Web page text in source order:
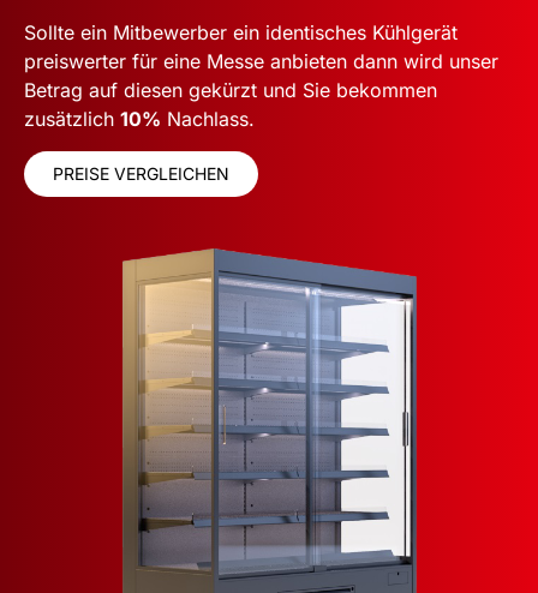
Sollte ein Mitbewerber ein identisches Kühlgerät
preiswerter für eine Messe anbieten dann wird unser
Betrag auf diesen gekürzt und Sie bekommen
zusätzlich 10% Nachlass.
PREISE VERGLEICHEN